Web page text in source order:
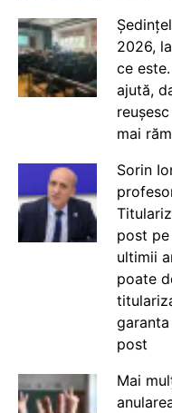
2026,
ce
ajută,
mai
Sorin
post
ultimii
poate
post
Mai